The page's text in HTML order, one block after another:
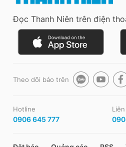
Đọc Thanh Niên trên điện
Theo dõi báo trên
Hotline
0906 645 777